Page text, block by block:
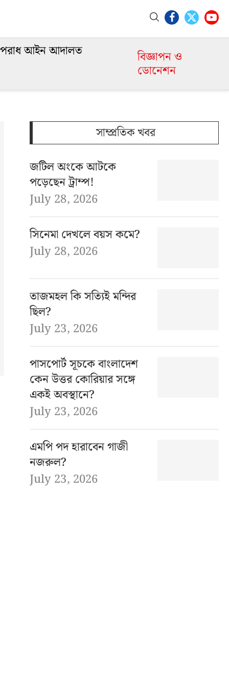
আইন আদালত বিজ্ঞাপন ও
ডোনেশন
সাম্প্রতিক খবর
জটিল অংকে আটকে
পড়েছেন ট্রাম্প!
July 28, 2026
সিনেমা দেখলে বয়স কমে?
July 28, 2026
তাজমহল কি সত্যিই মন্দির
ছিল?
July 23, 2026
পাসপোর্ট সূচকে বাংলাদেশ
কেন উত্তর কোরিয়ার সঙ্গে
একই অবস্থানে?
July 23, 2026
এমপি পদ হারাবেন গাজী
নজরুল?
July 23, 2026